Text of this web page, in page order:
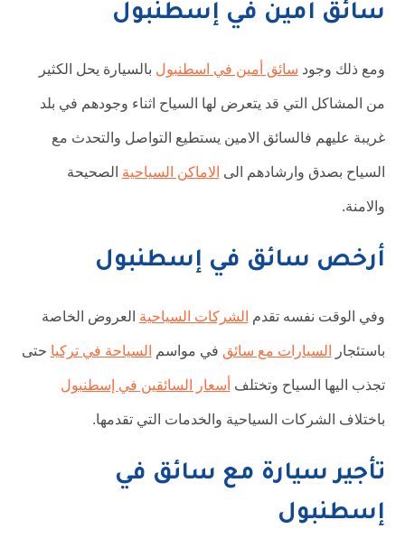
سائق امين في إسطنبول
ومع ذلك وجود سائق أمين في اسطنبول بالسيارة يحل الكثير
من المشاكل التي قد يتعرض لها السياح اثناء وجودهم في بلد
غريبة عليهم فالسائق الامين يستطيع التواصل والتحدث مع
السياح بصدق وارشادهم الى الاماكن السياحية الصحيحة
والامنة.
أرخص سائق في إسطنبول
وفي الوقت نفسه تقدم الشركات السياحية العروض الخاصة
باستئجار السيارات مع سائق في مواسم السياحة في تركيا حتى
تجذب اليها السياح وتختلف أسعار السائقين في إسطنبول
باختلاف الشركات السياحية والخدمات التي تقدمها.
تأجير سيارة مع سائق في
إسطنبول